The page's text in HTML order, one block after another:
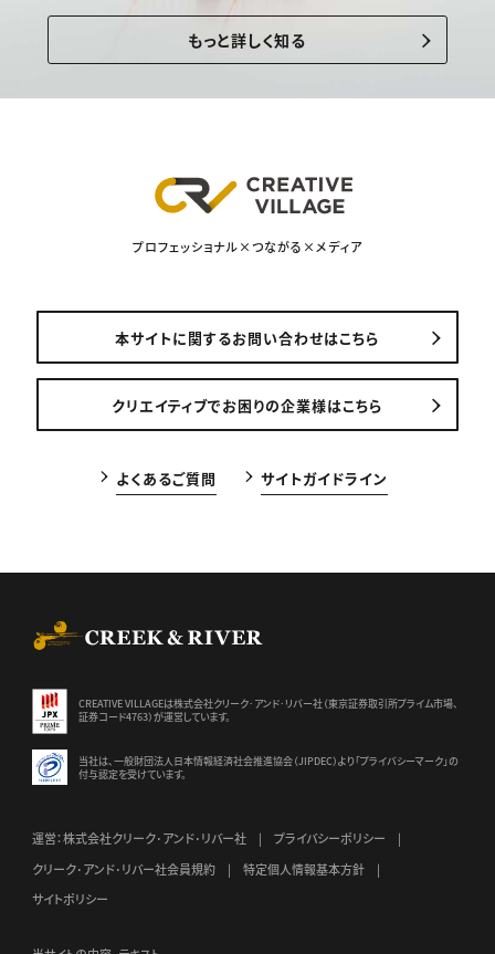
もっと詳しく知る
プロフェッショナル×つながる×メディア
本サイトに関するお問い合わせはこちら
クリエイティブでお困りの企業様はこちら
よくあるご質問 サイトガイドライン
CREATIVE VILLAGEは株式会社クリーク･アンド･リバー社（東京証券取引所プライム市場、
証券コード4763）が運営しています。
当社は、一般財団法人日本情報経済社会推進協会（JIPDEC）より 「プライバシーマーク」の
付与認定を受けています。
運営：株式会社クリーク･アンド･リバー社
プライバシーポリシー
クリーク･アンド･リバー社会員規約
特定個人情報基本方針
サイトポリシー